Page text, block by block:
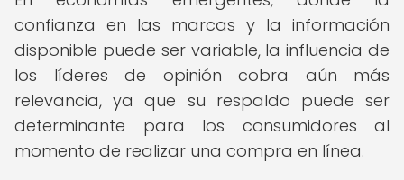
confianza en las marcas y la información
disponible puede ser variable, la influencia de
los líderes de opinión cobra aún más
relevancia, ya que su respaldo puede ser
determinante para los consumidores al
momento de realizar una compra en línea.